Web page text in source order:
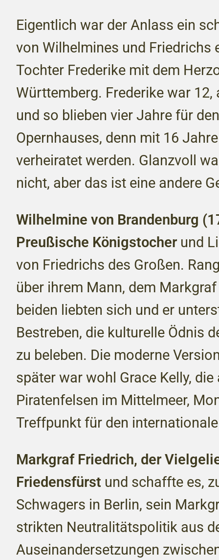
Eigentlich war der Anlass ein
von Wilhelmines und Friedrichs
Tochter Frederike mit dem
Württemberg. Frederike war
und so blieben vier Jahre für
Opernhauses, denn mit 16
verheiratet werden. Glanzvoll
nicht, aber das ist eine andere
Wilhelmine von Brandenburg
Preußische Königstocher und
von Friedrichs des Großen.
über ihrem Mann, dem
beiden liebten sich und er
Bestreben, die kulturelle Ödnis
zu beleben. Die moderne
später war wohl Grace Kelly, die
Piratenfelsen im Mittelmeer,
Treffpunkt für den
Markgraf Friedrich, der
Friedensfürst und schaffte es,
Schwagers in Berlin, sein
strikten Neutralitätspolitik aus
Auseinandersetzungen